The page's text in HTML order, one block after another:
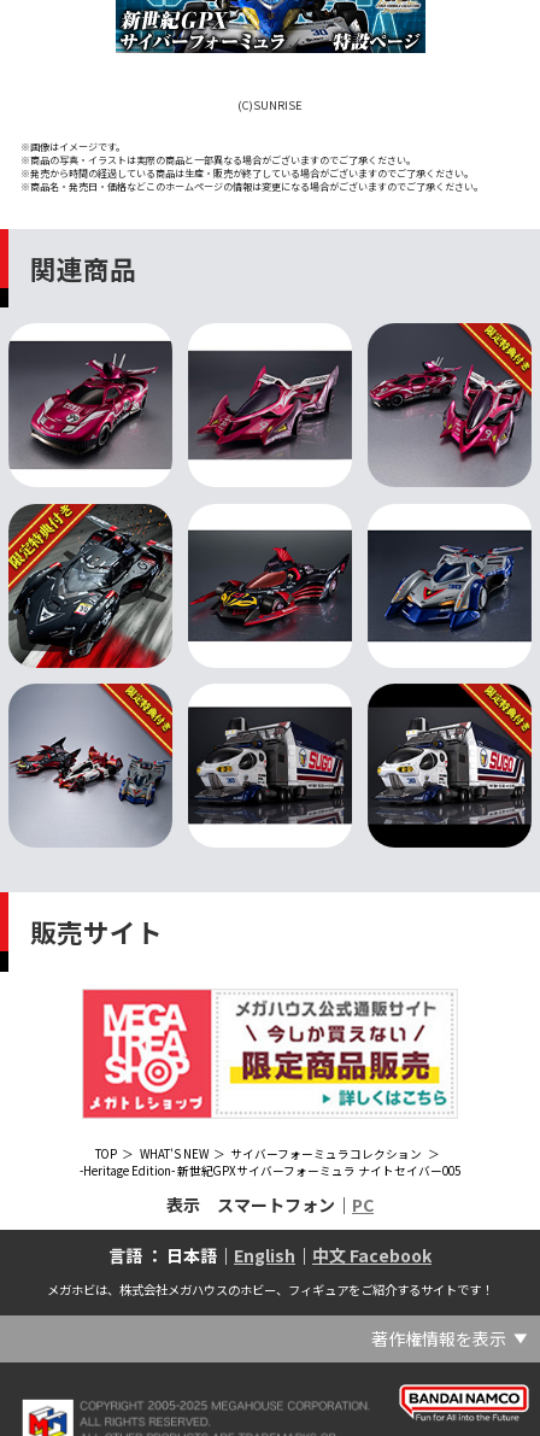
(C)SUNRISE
※画像はイメージです。
※商品の写真・イラストは実際の商品と一部異なる場合がございますのでご了承ください。
※発売から時間の経過している商品は生産・販売が終了している場合がございますのでご了承ください。
※商品名・発売日・価格などこのホームページの情報は変更になる場合がございますのでご了承ください。
関連商品
販売サイト
TOP WHAT'S NEW
サイバーフォーミュラコレクション
-Heritage Edition- 新世紀GPXサイバーフォーミュラ ナイトセイバー005
表示 スマートフォン｜ PC
言語 ： 日本語｜ English ｜ 中文 Facebook
メガホビは、株式会社メガハウスのホビー、フィギュアをご紹介するサイトです！
著作権情報を表示